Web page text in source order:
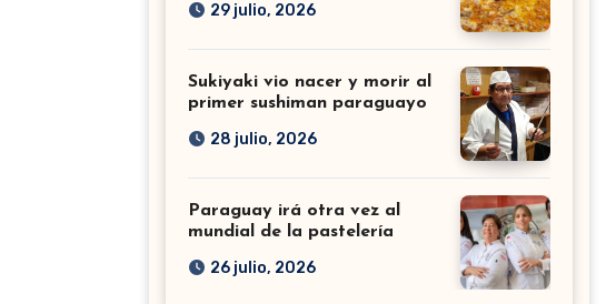
29 julio, 2026
Sukiyaki vio nacer y morir al
primer sushiman paraguayo
28 julio, 2026
Paraguay irá otra vez al
mundial de la pastelería
26 julio, 2026